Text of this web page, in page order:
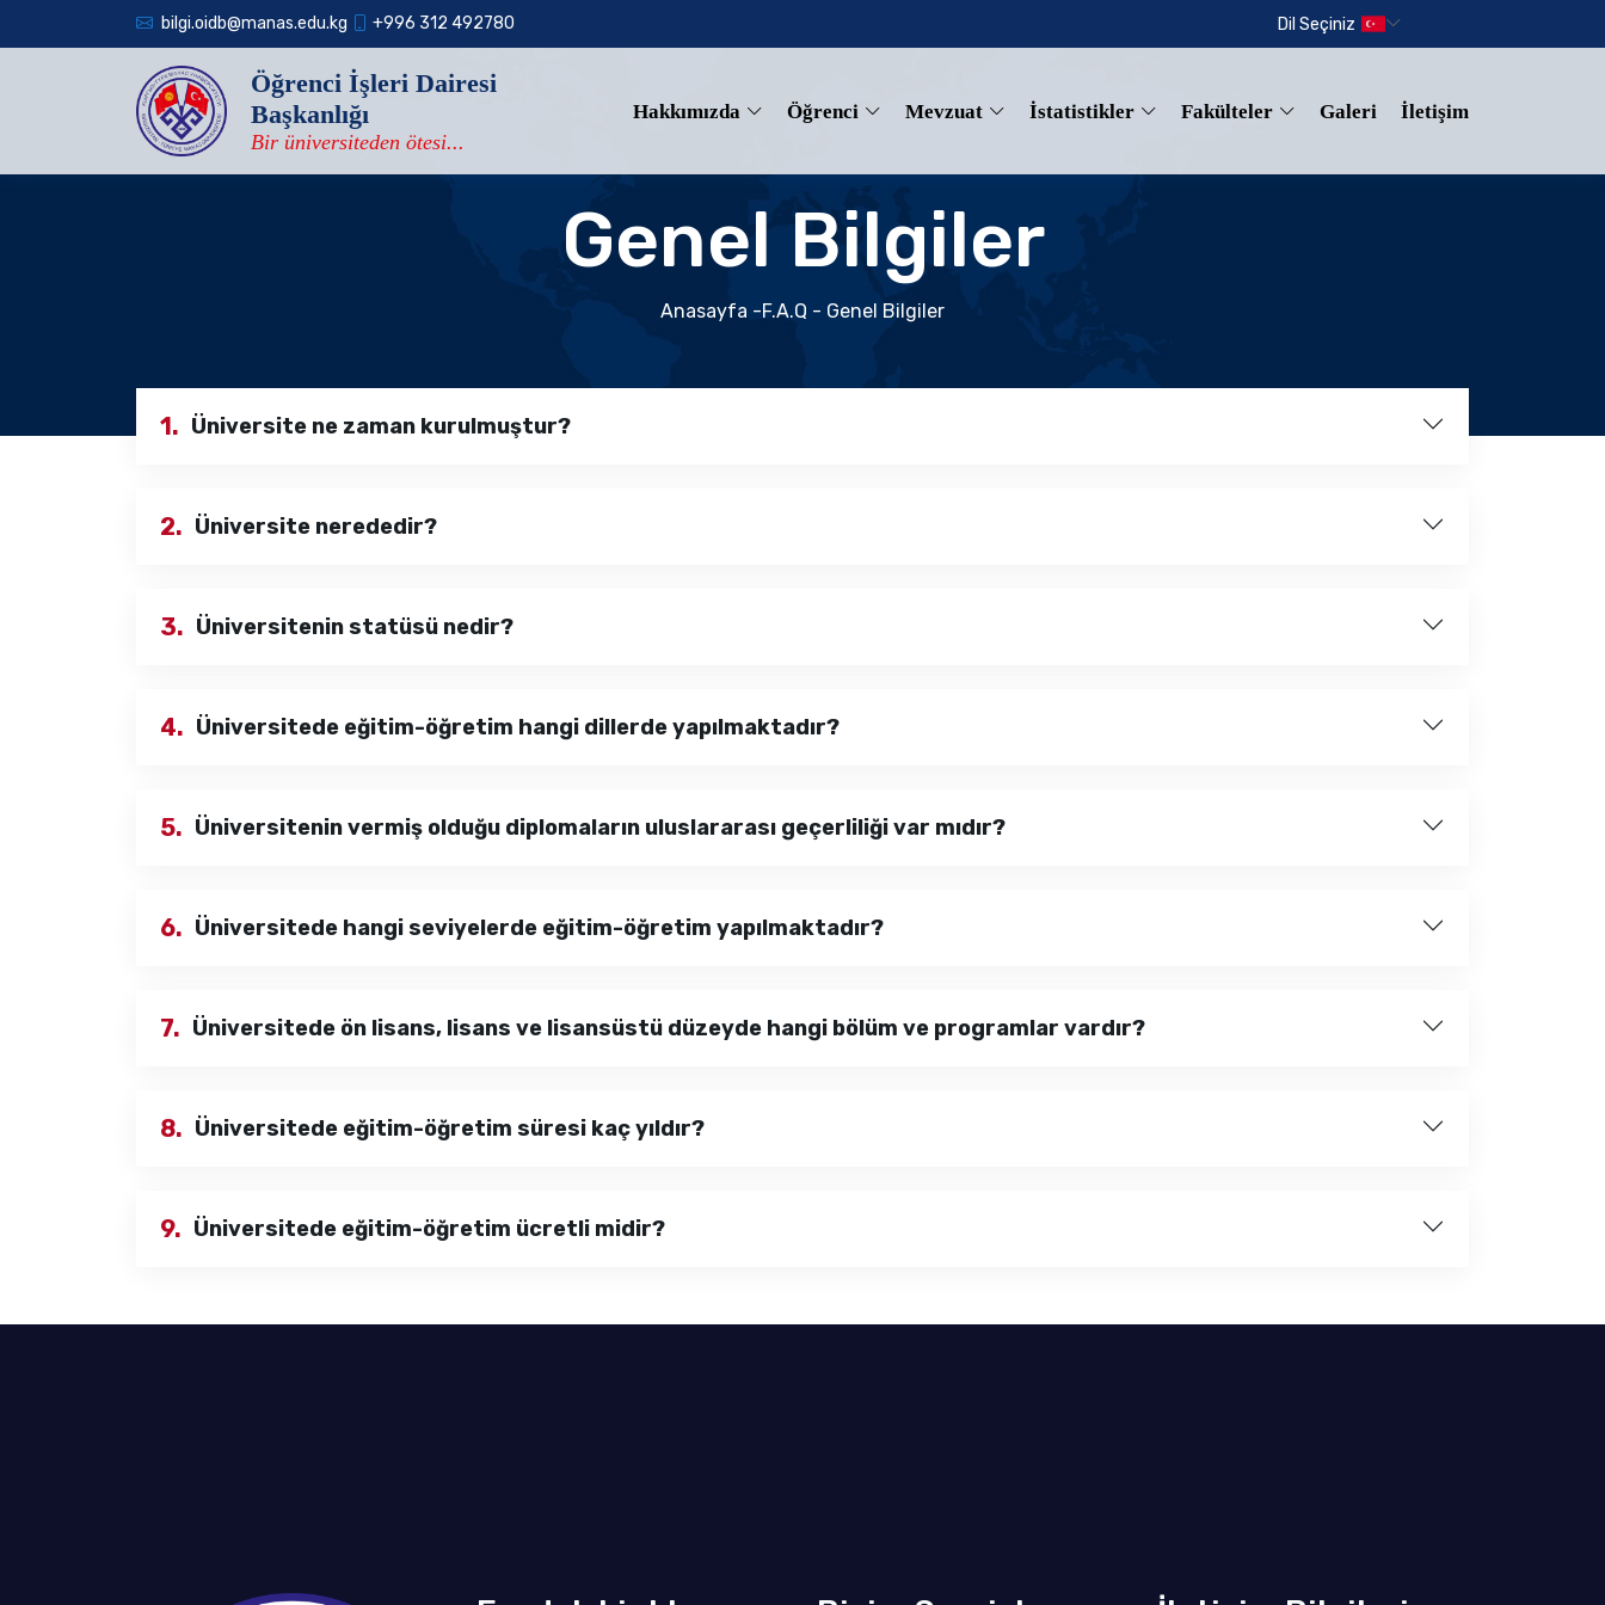
bilgi.oidb@manas.edu.kg +996 312 492780 Dil Seçiniz
Öğrenci İşleri Dairesi
Başkanlığı
Bir üniversiteden ötesi...
Hakkımızda Öğrenci Mevzuat İstatistikler Fakülteler Galeri İletişim
Genel Bilgiler
Anasayfa -F.A.Q - Genel Bilgiler
1. Üniversite ne zaman kurulmuştur?
2. Üniversite nerededir?
3. Üniversitenin statüsü nedir?
4. Üniversitede eğitim-öğretim hangi dillerde yapılmaktadır?
5. Üniversitenin vermiş olduğu diplomaların uluslararası geçerliliği var mıdır?
6. Üniversitede hangi seviyelerde eğitim-öğretim yapılmaktadır?
7. Üniversitede ön lisans, lisans ve lisansüstü düzeyde hangi bölüm ve programlar vardır?
8. Üniversitede eğitim-öğretim süresi kaç yıldır?
9. Üniversitede eğitim-öğretim ücretli midir?